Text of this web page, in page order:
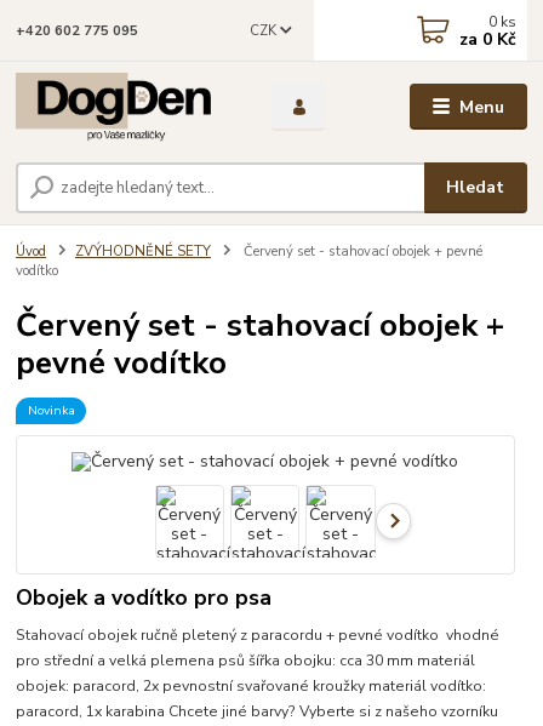
Menu
CZK
Hledat
+420 602 775 095 0 ks
za 0 Kč
Úvod ZVÝHODNĚNÉ SETY
Červený set - stahovací obojek + pevné
vodítko
Červený set - stahovací obojek +
pevné vodítko
Novinka
Obojek a vodítko pro psa
Stahovací obojek ručně pletený z paracordu + pevné vodítko vhodné
pro střední a velká plemena psů šířka obojku: cca 30 mm materiál
obojek: paracord, 2x pevnostní svařované kroužky materiál vodítko:
paracord, 1x karabina Chcete jiné barvy? Vyberte si z našeho vzorníku